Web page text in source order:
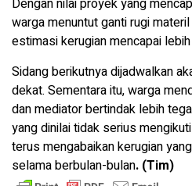
Dengan nilai proyek yang
warga menuntut ganti rugi
estimasi kerugian mencapai
Sidang berikutnya dijadwalkan
dekat. Sementara itu, warga
dan mediator bertindak lebih
yang dinilai tidak serius
terus mengabaikan kerugian
selama berbulan-bulan. (Tim)